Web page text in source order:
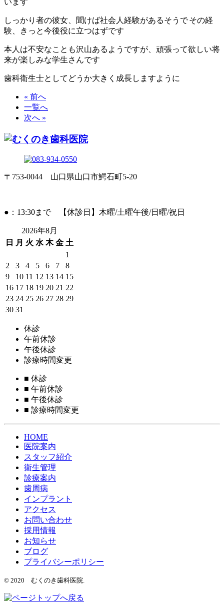
しっかり者の彼女、聞けば社会人経験があるそうでその経
験、きっと今後役に立つはずです
本人は不安なことも沢山あるようですが、頑張って欲しい将
来が楽しみな学生さんです
歯科衛生士としてどうか大きく成長しますように
« 前へ
一覧へ
次へ »
〒753-0044 山口県山口市鰐石町5-20
●：13:30まで 【休診日】木曜/土曜午後/日曜/祝日
2026年8月
日
月 火 水 木 金 土
1
2
3 4 5 6 7
8
9
10 11 12 13 14 15
16 17 18 19 20 21 22
23 24 25 26 27 28 29
30 31
休診
午前休診
午後休診
診療時間変更
■ 休診
■ 午前休診
■ 午後休診
■ 診療時間変更
HOME
医院案内
スタッフ紹介
衛生管理
診療案内
歯周病
インプラント
アクセス
お問い合わせ
採用情報
お知らせ
ブログ
プライバシーポリシー
© 2020 むくのき歯科医院.